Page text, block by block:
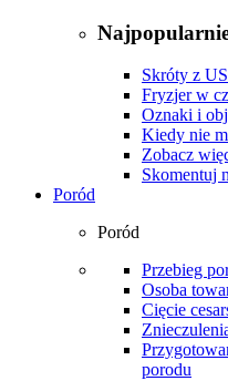
Skróty z
Fryzjer w
Oznaki i
Kiedy nie
Zobacz
Skomentuj
Poród
Poród
Przebieg
Osoba
Cięcie
porodu